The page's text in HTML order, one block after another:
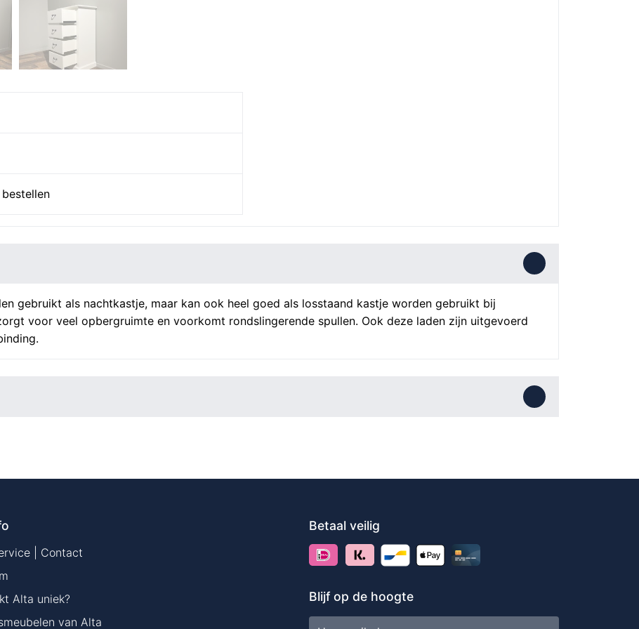
gebruikt als nachtkastje, maar kan ook heel goed als losstaand kastje worden gebruikt bij
voor veel opbergruimte en voorkomt rondslingerende spullen. Ook deze laden zijn uitgevoerd
| Contact
Alta uniek?
van Alta
Betaal veilig
Blijf op de hoogte